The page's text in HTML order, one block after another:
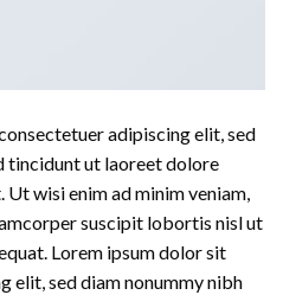
adipiscing elit, sed
tincidunt ut laoreet dolore
wisi enim ad minim veniam,
suscipit lobortis nisl ut
Lorem ipsum dolor sit
elit, sed diam nonummy nibh